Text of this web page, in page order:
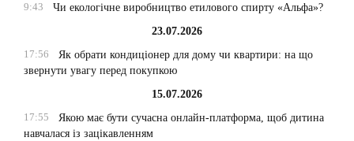
9:43
Чи екологічне виробництво етилового спирту «Альфа»?
23.07.2026
17:56
Як обрати кондиціонер для дому чи квартири: на що
звернути увагу перед покупкою
15.07.2026
17:55
Якою має бути сучасна онлайн-платформа, щоб дитина
навчалася із зацікавленням